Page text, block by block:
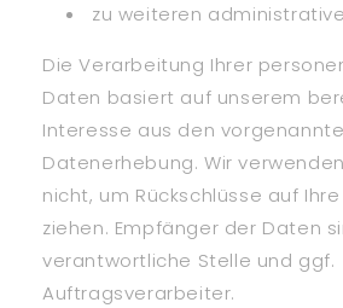
zu weiteren
Die Verarbeitung Ihrer
Daten basiert auf unserem
Interesse aus den
Datenerhebung. Wir
nicht, um Rückschlüsse auf Ihre
ziehen. Empfänger der Daten
verantwortliche Stelle und ggf.
Auftragsverarbeiter.